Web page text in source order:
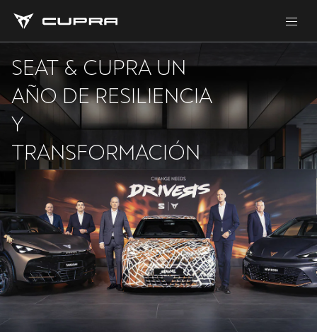
SEAT & CUPRA UN
AÑO DE RESILIENCIA
Y
TRANSFORMACIÓN